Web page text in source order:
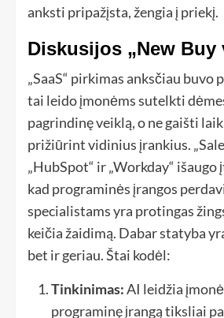
anksti pripažįsta, žengia į priekį.
Diskusijos „New Buy
„SaaS“ pirkimas anksčiau buvo
tai leido įmonėms sutelkti
pagrindinę veiklą, o ne gaišti
prižiūrint vidinius įrankius.
„HubSpot“ ir „Workday“
kad programinės įrangos
specialistams yra protingas
keičia žaidimą. Dabar statyba
bet ir geriau. Štai kodėl:
Tinkinimas:AI leidžia
programinę įrangą tiksliai